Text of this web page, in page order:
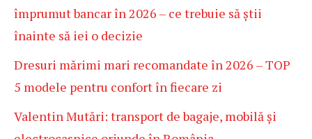
împrumut bancar în 2026 – ce trebuie să știi
înainte să iei o decizie
Dresuri mărimi mari recomandate în 2026 – TOP
5 modele pentru confort în fiecare zi
Valentin Mutări: transport de bagaje, mobilă și